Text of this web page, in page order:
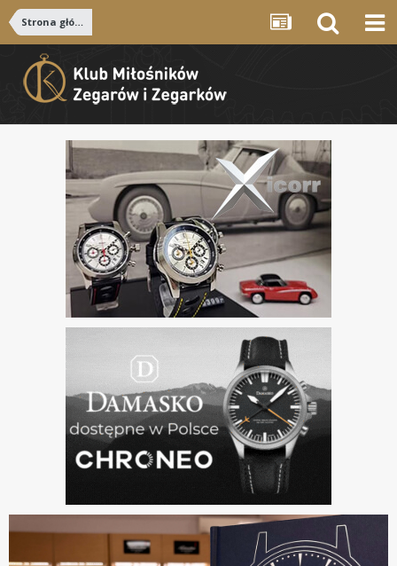
Strona główna